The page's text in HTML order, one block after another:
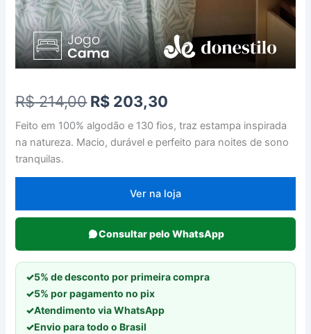
R$214,00 O
preço
original
era:
R$ 214,00.
R$ 203,30
preço
atual
é:
R$ 203,30.
Feito em 100% algodão e 130 fios, traz estampa inspirada
na natureza. Macio, durável e perfeito para noites de sono
tranquilas.
Ver na loja
Consultar pelo WhatsApp
✓5% de desconto por primeira compra
✓5% por pagamento no pix
✓Atendimento via WhatsApp
✓Envio para todo o Brasil